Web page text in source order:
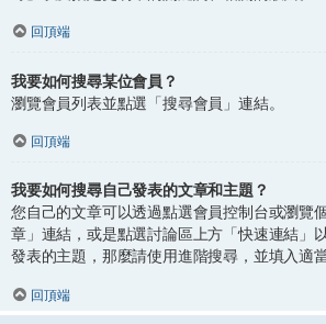
回頂端
我要如何搜尋某位會員？
瀏覽會員列表並點選「搜尋會員」連結。
回頂端
我要如何搜尋自己發表的文章和主題？
您自己的文章可以透過點選會員控制台或瀏覽
章」連結，或是點選討論區上方「快速連結」
發表的主題，那麼請使用進階搜尋，並填入適當
回頂端